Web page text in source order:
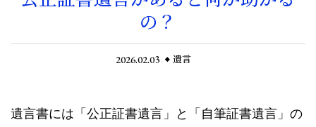
の？
2026.02.03 遺言
遺言書には「公正証書遺言」と「自筆証書遺言」の